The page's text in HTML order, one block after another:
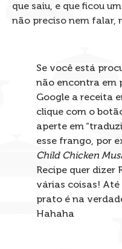
que saiu, e que ficou
não preciso nem falar,
Se você está
não encontra em
Google a receita
clique com o
aperte em
esse frango, por
Child Chicken
Recipe quer dizer
várias coisas! Até
prato é na
Hahaha